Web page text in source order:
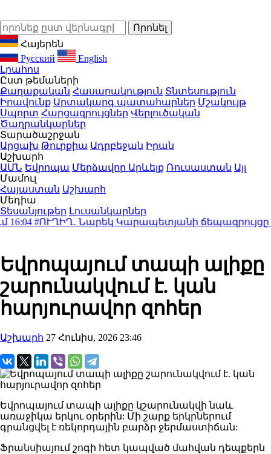
Հայերեն
Русский
English
Լրահոս
Ըստ թեմաների
Քաղաքական Հասարակություն Տնտեսություն
Իրավունք Արտակարգ պատահարներ Մշակույթ
Սպորտ Հարցազրույցներ Վերլուծական
Ծաղրանկարներ
Տարածաշրջան
Արցախ Թուրքիա Ադրբեջան Իրան
Աշխարհ
ԱՄՆ Եվրոպա Մերձավոր Արևելք Ռուսաստան Այլ
Մամուլ
Հայաստան Աշխարհ
Մեդիա
Տեսանյութեր Լուսանկարներ
#ՈՒՂԻՂ․ Նարեկ Կարապետյանի ճեպազրույցը
Եվրոպայում տապի ալիքը
շարունակվում է. կան
հարյուրավոր զոհեր
Աշխարհ 27 Հունիս, 2026 23:46
Եվրոպայում տապի ալիքը կշարունակվի նաև
առաջիկա երկու օրերին: Մի շարք երկրներում
գրանցվել է ռեկորդային բարձր ջերմաստիճան:
Ֆրանսիայում շոգի հետ կապված մահվան դեպքերն